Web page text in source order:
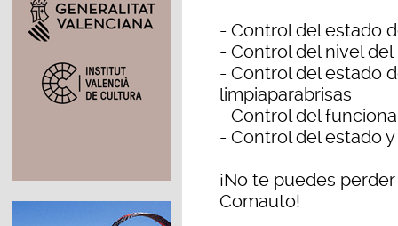
- Control del estado
- Control del nivel
- Control del estado
limpiaparabrisas
- Control del
- Control del estado
¡No te puedes
Comauto!